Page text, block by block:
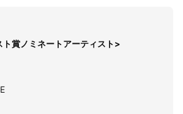
賞ノミネートアーティスト>